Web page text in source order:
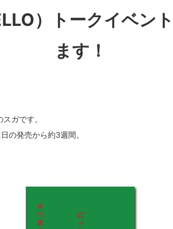
）トークイベン
ます！
ガです。
の発売から約3週間。